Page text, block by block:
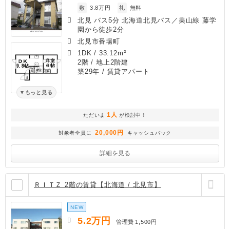
もっと見る
敷
3.8万円 礼 無料
北見 バス5分 北海道北見バス／美山線 藤学
園から徒歩2分
北見市番場町
1DK / 33.12m²
2階 / 地上2階建
築29年 / 賃貸アパート
ただいま 1人 が検討中！
対象者全員に 20,000円 キャッシュバック
詳細を見る
ＲＩＴＺ 2階の賃貸【北海道 / 北見市】
NEW
5.2万円 管理費 1,500円